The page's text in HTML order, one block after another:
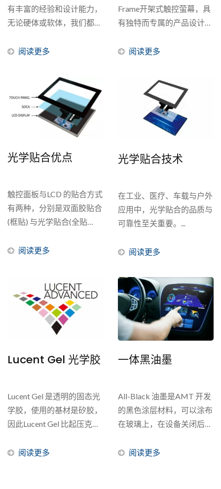
有丰富的经验和设计能力，
无论硬体或软体，我们都能
关触控面板的问题，我们都
阅读更多
Frame开架式触控萤幕，具
有独特而专属的产品设计和
专案需求。一般而言，
阅读更多
光学贴合优点
触控面板与LCD 的贴合方式
有两种，分别是双面胶贴合
(框贴) 与光学贴合(全贴
胶来做贴合，光学贴合则是
要求使用光学贴合，光学贴
合技术是以液态胶(OCR)...
阅读更多
光学贴合技术
在工业、医疗、车载与户外
应用中，光学贴合的品质与
可靠性至关重要。...
阅读更多
Lucent Gel 光学胶
Lucent Gel 是透明的固态光
学胶，使用的基材是矽胶，
因此Lucent Gel 比起压克力
阅读更多
一体黑油墨
All-Black 油墨是AMT 开发
的黑色涂层材料，可以涂布
在玻璃上，在设备关闭后营
阅读更多